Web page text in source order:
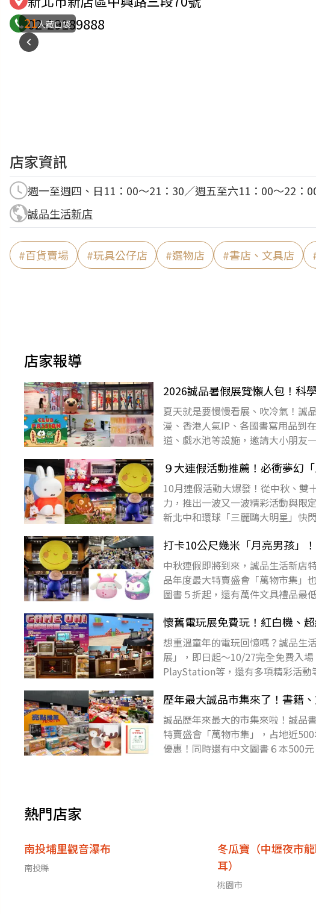
21人藏口袋
02-29189888
店家資訊
週一至週四、日11：00～21：30／週五至六11：00～22：
誠品生活新店
#百貨賣場 #玩具公仔店 #選物店 #書店、文具店
店家報導
2026誠品暑假展覽懶人包！科
夏天就是要慢慢看展、吹冷氣！誠
漫、香港人氣IP、各國書寫用品到
道、戲水池等設施，邀請大小朋友
９大連假活動推薦！必衝夢幻
10月連假活動大爆發！從中秋、雙
力，推出一波又一波精彩活動與限
新北中和環球「三麗鷗大明星」快
打卡10公尺幾米「月亮男孩」
中秋連假即將到來，誠品生活新店
品年度最大特賣盛會「萬物市集」
圖書５折起，還有萬件文具禮品最
懷舊電玩展免費玩！紅白機、
想重溫童年的電玩回憶嗎？誠品生
展」，即日起～10/27完全免費入
PlayStation等，還有多項精彩活動
歷年最大誠品市集來了！書籍
誠品歷年來最大的市集來啦！誠品
特賣盛會「萬物市集」，占地近
優惠！同時還有中文圖書６本500
熱門店家
南投埔里觀音瀑布
南投縣
冬瓜寶（中壢夜市
耳）
桃園市